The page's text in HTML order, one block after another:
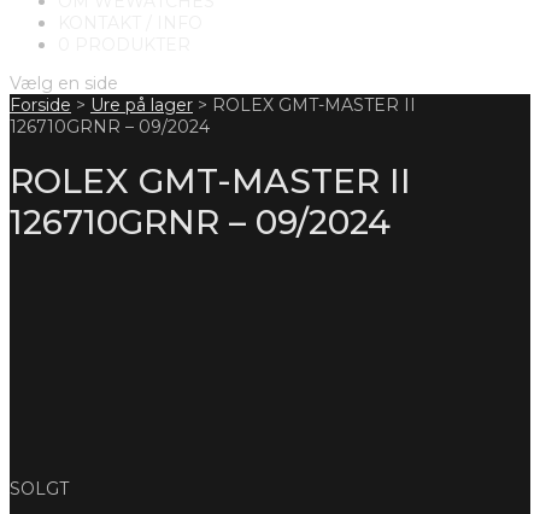
Vælg en side
Forside > Ure på lager > ROLEX GMT-MASTER II
126710GRNR – 09/2024
ROLEX GMT-MASTER II
126710GRNR – 09/2024
SOLGT